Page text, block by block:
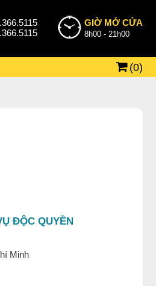
GIỜ MỞ CỬA
8h00 - 21h00
(0)
ĐỘC QUYỀN
Minh